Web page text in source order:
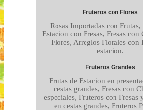
Fruteros con Flores
Rosas Importadas con Frutas,
Estacion con Fresas, Fresas con
Flores, Arreglos Florales con
estacion.
Fruteros Grandes
Frutas de Estacion en
cestas grandes, Fresas con
especiales, Fruteros con Fresas
en cestas grandes, Fruteros